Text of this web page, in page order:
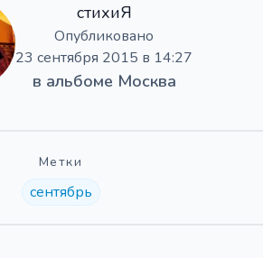
стихиЯ
Опубликовано
23 сентября 2015 в 14:27
в альбоме Москва
Метки
сентябрь